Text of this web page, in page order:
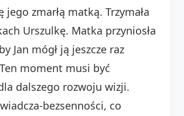
jego zmarłą matką. Trzymała
Urszulkę. Matka przyniosła
Jan mógł ją jeszcze raz
moment musi być
dalszego rozwoju wizji.
bezsenności, co